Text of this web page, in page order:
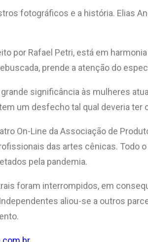
fotográficos e a história. Elias
por Rafael Petri, está em
prende a atenção do
significância às mulheres
um desfecho tal qual deveria ter
On-Line da Associação de
das artes cênicas. Todo
pela pandemia.
foram interrompidos, em
aliou-se a outros